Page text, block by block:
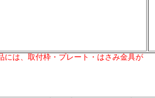
は、取付枠・プレート・はさみ金具が